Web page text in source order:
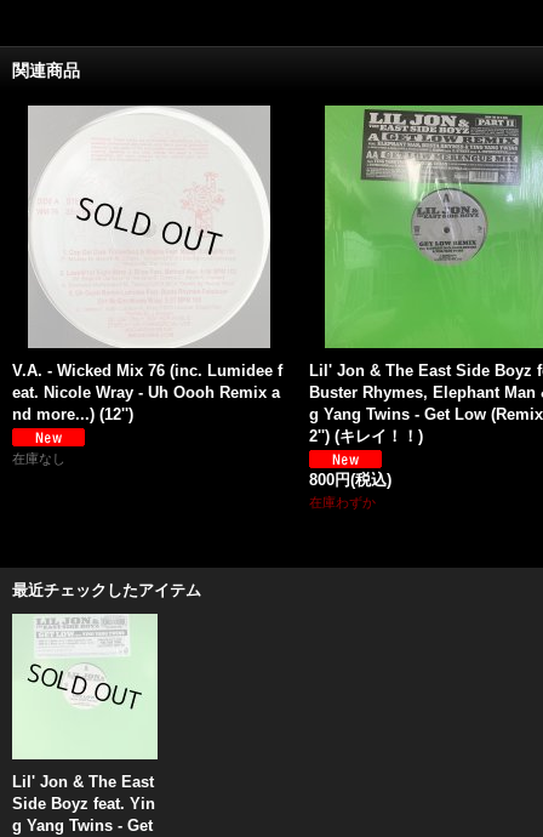
関連商品
V.A. - Wicked Mix 76 (inc. Lumidee f
eat. Nicole Wray - Uh Oooh Remix a
nd more...) (12'')
在庫なし
Lil' Jon & The East Side Boyz
Buster Rhymes, Elephant Man
g Yang Twins - Get Low
2'') (キレイ！！)
800円(税込)
在庫わずか
最近チェックしたアイテム
Lil' Jon & The East
Side Boyz feat. Yin
g Yang Twins - Get